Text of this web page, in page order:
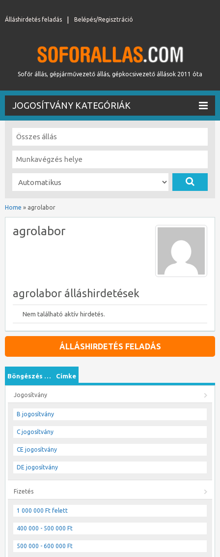
Belépés/Regisztráció
Álláshirdetés feladás
Sofőr állás, gépjárművezető állás, gépkocsivezető állások 2011 óta
JOGOSÍTVÁNY KATEGÓRIÁK
Home » agrolabor
agrolabor
agrolabor álláshirdetések
Nem található aktív hirdetés.
ÁLLÁSHIRDETÉS FELADÁS
Böngészés … Címke
Jogosítvány
B jogosítvány
C jogosítvány
CE jogosítvány
DE jogosítvány
Fizetés
1 000 000 Ft felett
400 000 - 500 000 Ft
500 000 - 600 000 Ft